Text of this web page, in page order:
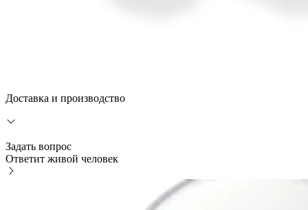
Доставка и производство
Задать вопрос
Ответит живой человек